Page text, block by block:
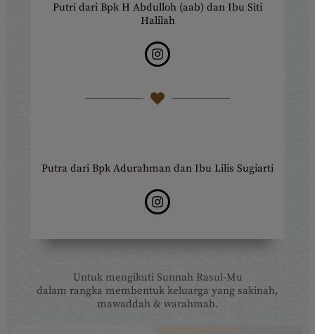
Putri dari Bpk H Abdulloh (aab) dan Ibu Siti
Halilah
Putra dari Bpk Adurahman dan Ibu Lilis Sugiarti
Untuk mengikuti Sunnah Rasul-Mu
dalam rangka membentuk keluarga yang sakinah,
mawaddah & warahmah.